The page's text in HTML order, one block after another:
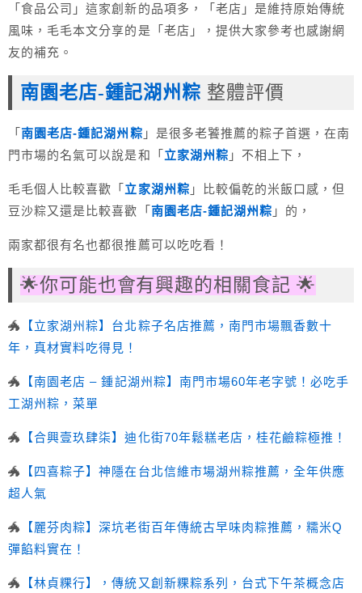
「食品公司」這家創新的品項多，「老店」是維持原始傳統
風味，毛毛本文分享的是「老店」，提供大家參考也感謝網
友的補充。
南園老店-鍾記湖州粽 整體評價
「南園老店-鍾記湖州粽 」是很多老饕推薦的粽子首選，在南
門市場的名氣可以說是和「 立家湖州粽 」不相上下，
毛毛個人比較喜歡「 立家湖州粽 」比較偏乾的米飯口感，但
豆沙粽又還是比較喜歡「 南園老店-鍾記湖州粽 」的，
兩家都很有名也都很推薦可以吃吃看！
🌟你可能也會有興趣的相關食記 🌟
🐲 【立家湖州粽】 台北粽子名店推薦， 南門市場飄香數十
年，真材實料吃得見！
🐲
【南園老店 – 鍾記湖州粽】南門市場60年老字號！必吃手
工湖州粽，菜單
🐲 【合興壹玖肆柒】迪化街70年鬆糕老店，桂花鹼粽極推！
🐲
【四喜粽子】神隱在台北信維市場湖州粽推薦，全年供應
超人氣
🐲 【麗芬肉粽】深坑老街百年傳統古早味肉粽推薦，糯米Q
彈餡料實在！
🐲 【林貞粿行】，傳統又創新粿粽系列，台式下午茶概念店